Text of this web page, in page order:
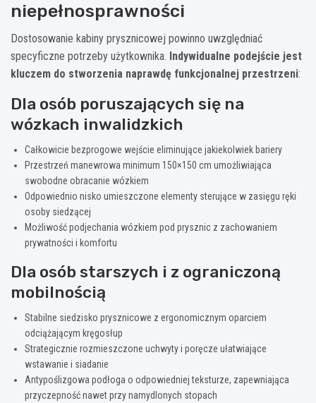
niepełnosprawności
Dostosowanie kabiny prysznicowej powinno uwzględniać
specyficzne potrzeby użytkownika. Indywidualne podejście jest
kluczem do stworzenia naprawdę funkcjonalnej przestrzeni:
Dla osób poruszających się na
wózkach inwalidzkich
Całkowicie bezprogowe wejście eliminujące jakiekolwiek bariery
Przestrzeń manewrowa minimum 150×150 cm umożliwiająca
swobodne obracanie wózkiem
Odpowiednio nisko umieszczone elementy sterujące w zasięgu ręki
osoby siedzącej
Możliwość podjechania wózkiem pod prysznic z zachowaniem
prywatności i komfortu
Dla osób starszych i z ograniczoną
mobilnością
Stabilne siedzisko prysznicowe z ergonomicznym oparciem
odciążającym kręgosłup
Strategicznie rozmieszczone uchwyty i poręcze ułatwiające
wstawanie i siadanie
Antypoślizgowa podłoga o odpowiedniej teksturze, zapewniająca
przyczepność nawet przy namydlonych stopach